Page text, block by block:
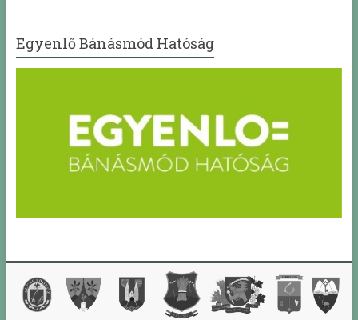
Egyenlő Bánásmód Hatóság